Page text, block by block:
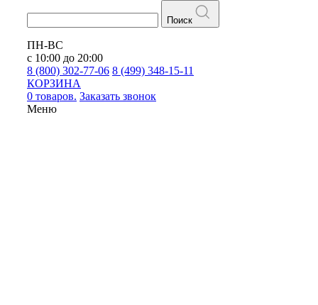
Поиск
ПН-ВС
с 10:00 до 20:00
8 (800) 302-77-06 8 (499) 348-15-11
КОРЗИНА
0 товаров. Заказать звонок
Меню